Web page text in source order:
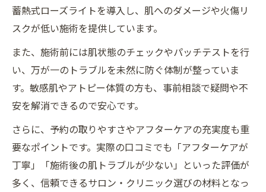
蓄熱式ローズライトを導入し、肌へのダメージや火傷リ
スクが低い施術を提供しています。
また、施術前には肌状態のチェックやパッチテストを行
い、万が一のトラブルを未然に防ぐ体制が整っていま
す。敏感肌やアトピー体質の方も、事前相談で疑問や不
安を解消できるので安心です。
さらに、予約の取りやすさやアフターケアの充実度も重
要なポイントです。実際の口コミでも「アフターケアが
丁寧」「施術後の肌トラブルが少ない」といった評価が
多く、信頼できるサロン・クリニック選びの材料となっ